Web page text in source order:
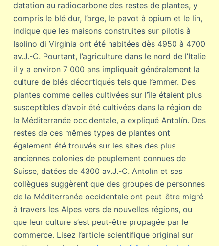
datation au radiocarbone des restes de plantes, y
compris le blé dur, l’orge, le pavot à opium et le lin,
indique que les maisons construites sur pilotis à
Isolino di Virginia ont été habitées dès 4950 à 4700
av.J.-C. Pourtant, l’agriculture dans le nord de l’Italie
il y a environ 7 000 ans impliquait généralement la
culture de blés décortiqués tels que l’emmer. Des
plantes comme celles cultivées sur l’île étaient plus
susceptibles d’avoir été cultivées dans la région de
la Méditerranée occidentale, a expliqué Antolín. Des
restes de ces mêmes types de plantes ont
également été trouvés sur les sites des plus
anciennes colonies de peuplement connues de
Suisse, datées de 4300 av.J.-C. Antolín et ses
collègues suggèrent que des groupes de personnes
de la Méditerranée occidentale ont peut-être migré
à travers les Alpes vers de nouvelles régions, ou
que leur culture s’est peut-être propagée par le
commerce. Lisez l’article scientifique original sur